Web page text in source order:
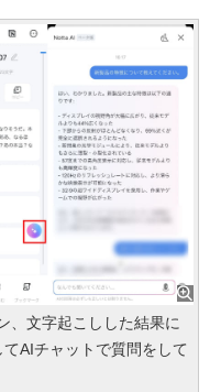
、文字起こしした結果に
AIチャットで質問をして